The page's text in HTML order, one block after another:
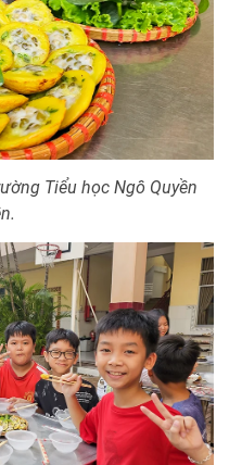
Tiểu học Ngô Quyền